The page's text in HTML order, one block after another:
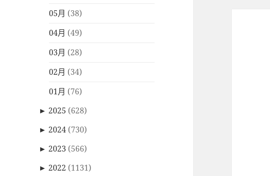
05月 (38)
04月 (49)
03月 (28)
02月 (34)
01月 (76)
► 2025 (628)
► 2024 (730)
► 2023 (566)
► 2022 (1131)